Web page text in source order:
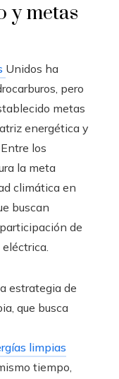
y metas
Unidos ha
pero
metas
energética y
los
la meta
climática en
buscan
de
estrategia de
que busca
limpias
tiempo,